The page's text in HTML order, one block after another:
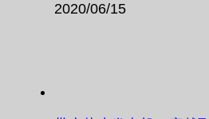
2020/06/15